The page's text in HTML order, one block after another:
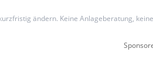
ändern. Keine Anlageberatung, keine